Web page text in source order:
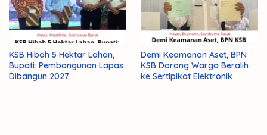
KSB Hibah 5 Hektar Lahan,
Bupati: Pembangunan Lapas
Dibangun 2027
Demi Keamanan Aset, BPN
KSB Dorong Warga Beralih
ke Sertipikat Elektronik